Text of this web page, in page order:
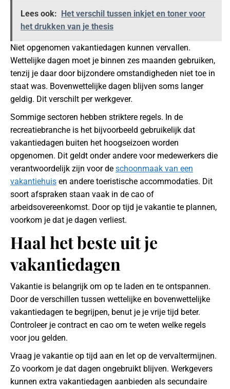
Lees ook: Het verschil tussen inkjet en toner voor
het drukken van je thesis
Niet opgenomen vakantiedagen kunnen vervallen.
Wettelijke dagen moet je binnen zes maanden gebruiken,
tenzij je daar door bijzondere omstandigheden niet toe in
staat was. Bovenwettelijke dagen blijven soms langer
geldig. Dit verschilt per werkgever.
Sommige sectoren hebben striktere regels. In de
recreatiebranche is het bijvoorbeeld gebruikelijk dat
vakantiedagen buiten het hoogseizoen worden
opgenomen. Dit geldt onder andere voor medewerkers die
verantwoordelijk zijn voor de schoonmaak van een
vakantiehuis en andere toeristische accommodaties. Dit
soort afspraken staan vaak in de cao of
arbeidsovereenkomst. Door op tijd je vakantie te plannen,
voorkom je dat je dagen verliest.
Haal het beste uit je
vakantiedagen
Vakantie is belangrijk om op te laden en te ontspannen.
Door de verschillen tussen wettelijke en bovenwettelijke
vakantiedagen te begrijpen, benut je je vrije tijd beter.
Controleer je contract en cao om te weten welke regels
voor jou gelden.
Vraag je vakantie op tijd aan en let op de vervaltermijnen.
Zo voorkom je dat dagen ongebruikt blijven. Werkgevers
kunnen extra vakantiedagen aanbieden als secundaire